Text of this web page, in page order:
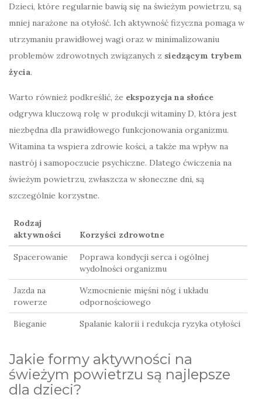
Dzieci, które regularnie bawią się na świeżym powietrzu, są
mniej narażone na otyłość. Ich aktywność fizyczna pomaga w
utrzymaniu prawidłowej wagi oraz w minimalizowaniu
problemów zdrowotnych związanych z siedzącym trybem
życia.
Warto również podkreślić, że ekspozycja na słońce
odgrywa kluczową rolę w produkcji witaminy D, która jest
niezbędna dla prawidłowego funkcjonowania organizmu.
Witamina ta wspiera zdrowie kości, a także ma wpływ na
nastrój i samopoczucie psychiczne. Dlatego ćwiczenia na
świeżym powietrzu, zwłaszcza w słoneczne dni, są
szczególnie korzystne.
Rodzaj
aktywności
Korzyści zdrowotne
Spacerowanie
Poprawa kondycji serca i ogólnej
wydolności organizmu
Jazda na
rowerze
Wzmocnienie mięśni nóg i układu
odpornościowego
Bieganie Spalanie kalorii i redukcja ryzyka otyłości
Jakie formy aktywności na
świeżym powietrzu są najlepsze
dla dzieci?